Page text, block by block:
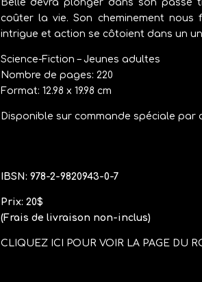
Belle devra plonger dans son passé
coûter la vie. Son cheminement
intrigue et action se côtoient dans un
Science-Fiction – Jeunes adultes
Nombre de pages: 220
Format: 12.98 x 19.98 cm
Disponible sur commande spéciale par
IBSN: 978-2-9820943-0-7
Prix: 20$
(Frais de livraison non-inclus)
CLIQUEZ ICI POUR VOIR LA PAGE DU